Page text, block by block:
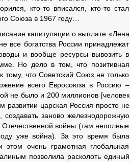
кто-то вписался, кто-то стал
Союза в 1967 году…
капитуляции о выплате «Лена
все богатства России принадлежат
и вообще ресурсы вывозить в
Но дело в том, что позитивная
что Советский Союз не только
всего Евросоюза в Россию –
не было и 200 миллионов [человек
царская Россия просто не
заново железнодорожную
войны (там неполные
уже война). За это время была
этом очень грамотная глобальная
позволила расколоть единый